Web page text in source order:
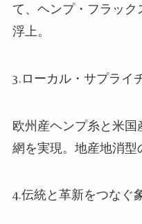
て、ヘンプ・フラッ
浮上。
3.ローカル・サプライ
欧州産ヘンプ糸と米
網を実現。地産地消型
4.伝統と革新をつなぐ